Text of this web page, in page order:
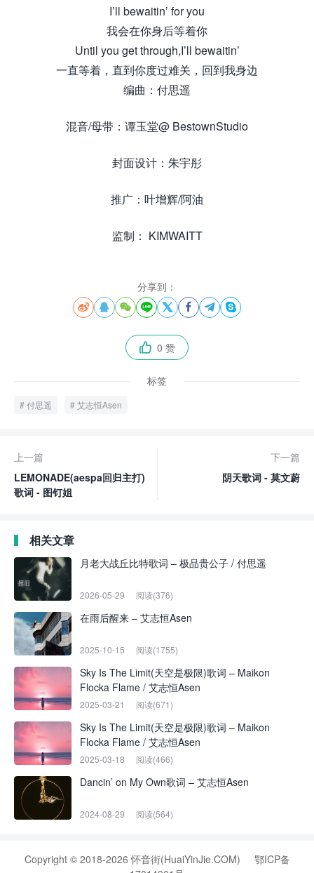
I’ll bewaitin’ for you
我会在你身后等着你
Until you get through,I’ll bewaitin’
一直等着，直到你度过难关，回到我身边
编曲：付思遥
混音/母带：谭玉堂@ BestownStudio
封面设计：朱宇彤
推广：叶增辉/阿油
监制： KIMWAITT
分享到：
       
 0 赞
标签
付思遥 艾志恒Asen
上一篇
LEMONADE(aespa回归主打)
歌词 - 图钉姐
下一篇
阴天歌词 - 莫文蔚
相关文章
月老大战丘比特歌词 – 极品贵公子 / 付思遥
2026-05-29 阅读(376)
在雨后醒来 – 艾志恒Asen
2025-10-15 阅读(1755)
Sky Is The Limit(天空是极限)歌词 – Maikon
Flocka Flame / 艾志恒Asen
2025-03-21 阅读(671)
Sky Is The Limit(天空是极限)歌词 – Maikon
Flocka Flame / 艾志恒Asen
2025-03-18 阅读(466)
Dancin’ on My Own歌词 – 艾志恒Asen
2024-08-29 阅读(564)
Copyright © 2018-2026 怀音街(HuaiYinJie.COM)
鄂ICP备